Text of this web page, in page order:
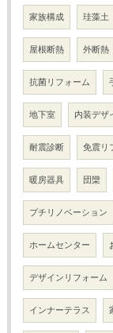
家族構成 珪藻土
屋根断熱 外断熱
抗菌リフォーム
地下室 内装デザ
耐震診断 免震リ
暖房器具 団欒
プチリノベーション
ホームセンター
デザインリフォーム
インナーテラス